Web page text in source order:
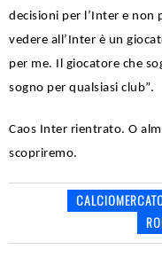
decisioni per l’Inter e non
vedere all’Inter è un
per me. Il giocatore che
sogno per qualsiasi club”.
Caos Inter rientrato. O
scopriremo.